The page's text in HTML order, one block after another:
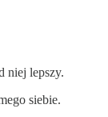
niej lepszy.
siebie.